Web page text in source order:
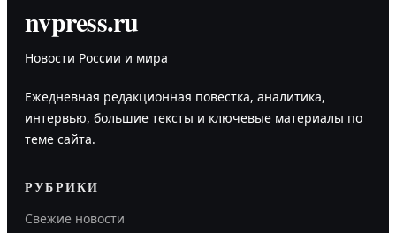
nvpress.ru
Новости России и мира
Ежедневная редакционная повестка, аналитика,
интервью, большие тексты и ключевые материалы по
теме сайта.
РУБРИКИ
Свежие новости